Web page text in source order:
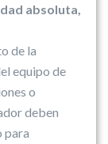
absoluta,
de la
equipo de
o
deben
para